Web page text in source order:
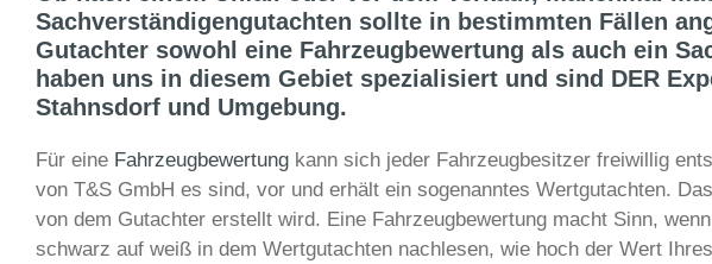
Sachverständigengutachten sollte in bestimmten Fällen
Gutachter sowohl eine Fahrzeugbewertung als auch ein
haben uns in diesem Gebiet spezialisiert und sind DER
Stahnsdorf und Umgebung.
Für eine Fahrzeugbewertung kann sich jeder Fahrzeugbesitzer freiwillig
von T&S GmbH es sind, vor und erhält ein sogenanntes Wertgutachten.
von dem Gutachter erstellt wird. Eine Fahrzeugbewertung macht Sinn,
schwarz auf weiß in dem Wertgutachten nachlesen, wie hoch der Wert